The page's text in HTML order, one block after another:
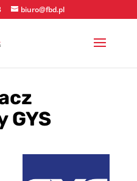
biuro@fbd.pl
GYS